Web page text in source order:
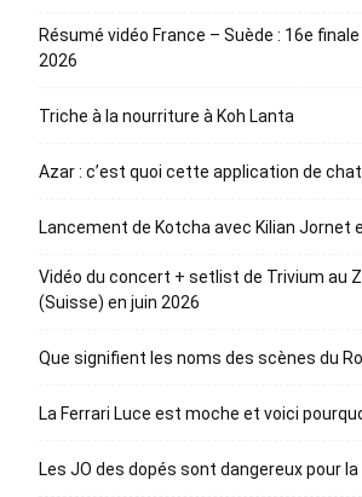
Résumé vidéo France – Suède : 16e
2026
Triche à la nourriture à Koh Lanta
Azar : c’est quoi cette application de chat
Lancement de Kotcha avec Kilian Jornet
Vidéo du concert + setlist de Trivium au
(Suisse) en juin 2026
Que signifient les noms des scènes du
La Ferrari Luce est moche et voici
Les JO des dopés sont dangereux pour